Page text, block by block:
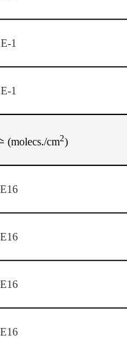
1
1
(molecs./cm2)